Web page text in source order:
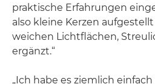
praktische Erfahrungen
also kleine Kerzen
weichen Lichtflächen,
ergänzt.“
„Ich habe es ziemlich